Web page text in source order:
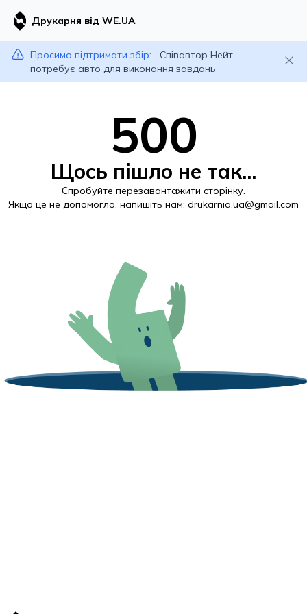
Друкарня від WE.UA
Просимо підтримати збір:
Співавтор Нейт
потребує авто для виконання завдань
500
Щось пішло не так...
Спробуйте перезавантажити сторінку.
Якщо це не допомогло, напишіть нам: drukarnia.ua@gmail.com